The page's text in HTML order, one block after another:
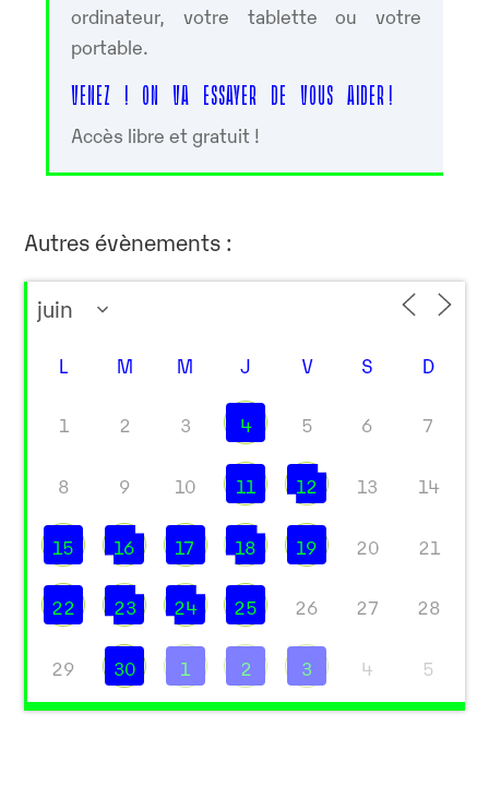
ordinateur, votre tablette ou votre
portable.
VENEZ ! ON VA ESSAYER DE VOUS AIDER !
Accès libre et gratuit !
Autres évènements :
L M M J V S D
1 2 3 4 5 6 7
8 9 10 11 12 13 14
15 16 17 18 19 20 21
22 23 24 25 26 27 28
29 30 1 2 3 4 5